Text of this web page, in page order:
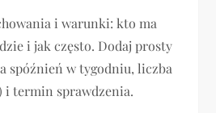
i warunki: kto ma
i jak często. Dodaj prosty
spóźnień w tygodniu, liczba
i termin sprawdzenia.